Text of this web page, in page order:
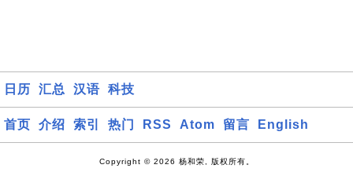
日历 汇总 汉语 科技
首页 介绍 索引 热门 RSS Atom 留言 English
Copyright © 2026 杨和荣, 版权所有。